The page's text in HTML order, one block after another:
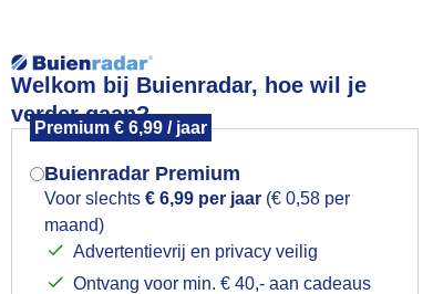
Welkom bij Buienradar, hoe wil je
verder gaan?
Premium € 6,99 / jaar
Buienradar Premium
Voor slechts € 6,99 per jaar (€ 0,58 per
maand)
Advertentievrij en privacy veilig
Ontvang voor min. € 40,- aan cadeaus
Foto en video Weerzine
Mogen we je locatie gebruiken voor
het weer?